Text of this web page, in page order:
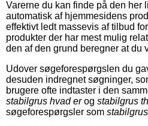
Varerne du kan finde på den her
automatisk af hjemmesidens
effektivt ledt massevis af tilbud
produkter der har mest mulig
den af den grund beregner at du
Udover søgeforespørgslen du
desuden indregnet søgninger,
brugere ofte indtaster i den
stabilgrus hvad erog stabilgrus
søgeforespørgsler som